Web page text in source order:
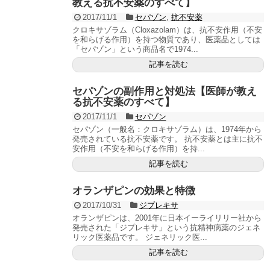
教える抗不安薬のすべて】
2017/11/1 セパゾン, 抗不安薬
クロキサゾラム（Cloxazolam）は、抗不安作用（不安
を和らげる作用）を持つ物質であり、医薬品としては
「セパゾン」という商品名で1974...
記事を読む
セパゾンの副作用と対処法【医師が教え
る抗不安薬のすべて】
2017/11/1
セパゾン
セパゾン（一般名：クロキサゾラム）は、1974年から
発売されている抗不安薬です。 抗不安薬とは主に抗不
安作用（不安を和らげる作用）を持...
記事を読む
オランザピンの効果と特徴
2017/10/31
ジプレキサ
オランザピンは、2001年に日本イーライリリー社から
発売された「ジプレキサ」という抗精神病薬のジェネ
リック医薬品です。 ジェネリック医...
記事を読む